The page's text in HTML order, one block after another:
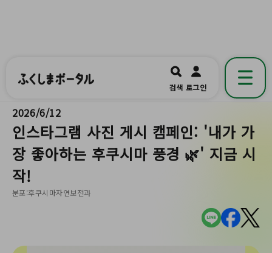
福島県公式の地域情報ポータルアプリ
開く
검색 로그인
2026/6/12
인스타그램 사진 게시 캠페인: '내가 가
장 좋아하는 후쿠시마 풍경 🌿' 지금 시
작!
분포:후쿠시마자연보전과